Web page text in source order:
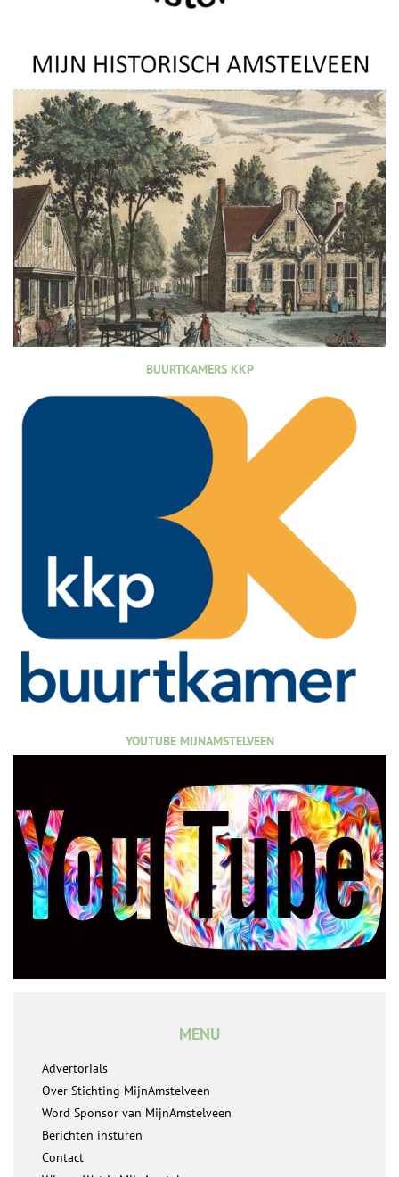
BUURTKAMERS KKP
YOUTUBE MIJNAMSTELVEEN
MENU
Advertorials
Over Stichting MijnAmstelveen
Word Sponsor van MijnAmstelveen
Berichten insturen
Contact